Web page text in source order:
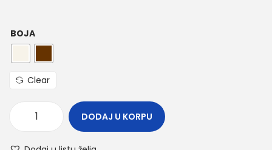
BOJA
Clear
DODAJ U KORPU